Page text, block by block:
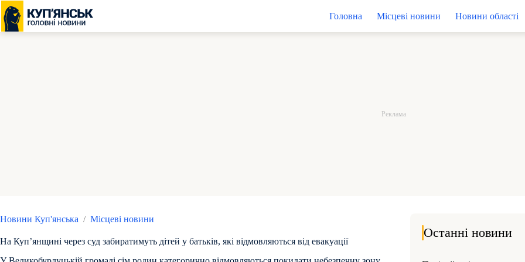
Перейти
до
вмісту
Головна Місцеві новини Новини області
Новини Куп'янська / Місцеві новини
На Куп’янщині через суд забиратимуть дітей у батьків, які відмовляються від евакуації
Останні новини